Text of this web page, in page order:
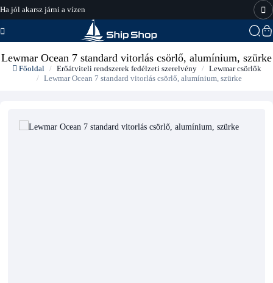
Ha jól akarsz járni a vízen
hajo-felszereles.hu
Lewmar Ocean 7 standard vitorlás csörlő, alumínium, szürke
Főoldal Erőátviteli rendszerek fedélzeti szerelvény
Lewmar csörlők
Lewmar Ocean 7 standard vitorlás csörlő, alumínium, szürke